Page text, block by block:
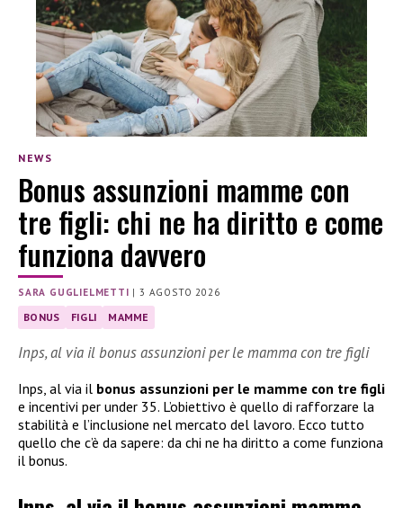
NEWS
Bonus assunzioni mamme con
tre figli: chi ne ha diritto e come
funziona davvero
SARA GUGLIELMETTI |3 AGOSTO 2026
BONUS FIGLI MAMME
Inps, al via il bonus assunzioni per le mamma con tre figli
Inps, al via il bonus assunzioni per le mamme con tre figli
e incentivi per under 35. L’obiettivo è quello di rafforzare la
stabilità e l’inclusione nel mercato del lavoro. Ecco tutto
quello che c’è da sapere: da chi ne ha diritto a come funziona
il bonus.